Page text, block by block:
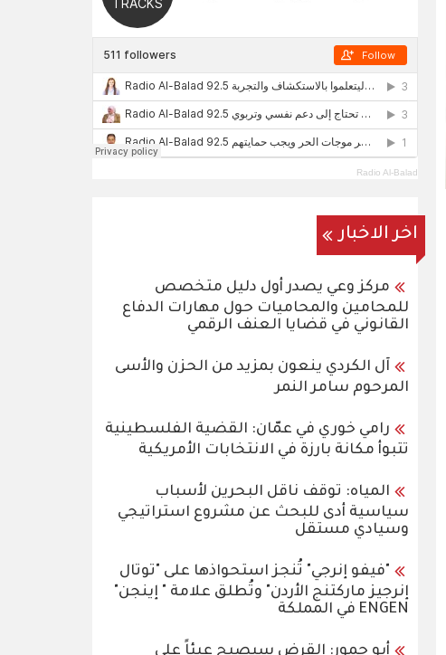
Radio Al-Balad
اخر الاخبار
مركز وعي يصدر أول دليل متخصص
للمحامين والمحاميات حول مهارات الدفاع
القانوني في قضايا العنف الرقمي
آل الكردي ينعون بمزيد من الحزن والأسى
المرحوم سامر النمر
رامي خوري في عمّان: القضية الفلسطينية
تتبوأ مكانة بارزة في الانتخابات الأمريكية
المياه: توقف ناقل البحرين لأسباب
سياسية أدى للبحث عن مشروع استراتيجي
وسيادي مستقل
"فيفو إنرجي" تُنجز استحواذها على "توتال
إنرجيز ماركتنج الأردن" وتُطلق علامة " إينجن"
ENGEN في المملكة
أبو حمور: القرض سيصبح عبئاً على